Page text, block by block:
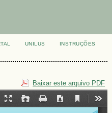
UNILUS
INSTRUÇÕES
Baixar este arquivo PDF